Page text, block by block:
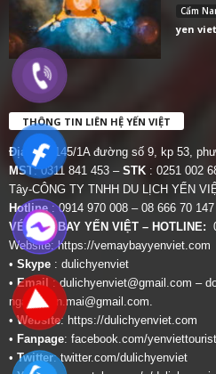
Cẩm
yen
THÔNG TIN LIÊN HỆ YẾN VIỆT
Địa chỉ: 145/1A đường số 9, kp 53,
MST: 0311 841 453 – STK : 0251 002
Tây-CÔNG TY TNHH DU LỊCH YẾN
Hotline : 0914 970 008 – 08 666 70
VÉ MÁY BAY YẾN VIỆT – HOTLINE:
Website:https://vemaybayyenviet.com
• Skype : dulichyenviet
• Email :dulichyenviet@gmail.com –
ngan.phan.mai@gmail.com
•Website: https://dulichyenviet.com
• Fanpage: facebook.com/yenviettourist
• Twitter:twitter.com/dulichyenviet